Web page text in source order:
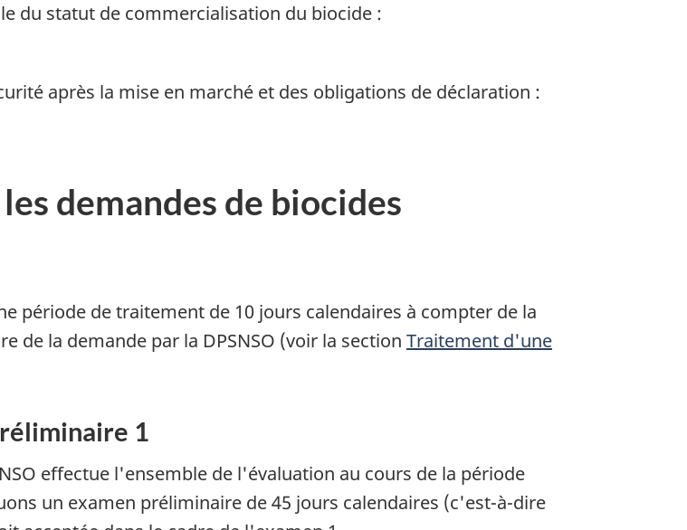
du statut de commercialisation du biocide :
après la mise en marché et des obligations de déclaration :
demandes de biocides
période de traitement de 10 jours calendaires à compter de la
de la demande par la DPSNSO (voir la section Traitement d'une
1
effectue l'ensemble de l'évaluation au cours de la période
un examen préliminaire de 45 jours calendaires (c'est-à-dire